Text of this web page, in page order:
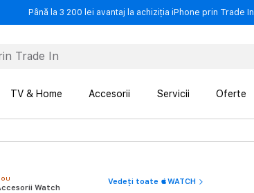
Până la 3 200 lei avantaj la achiziția iPhone prin Trade In
TV & Home Accesorii Servicii Oferte
Watch
Vedeți toate WATCH